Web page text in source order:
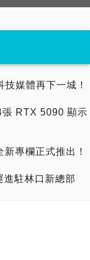
媒體再下一城！
張 RTX 5090 顯示
專欄正式推出！
進駐林口新總部